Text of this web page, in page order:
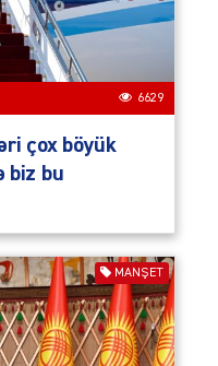
6629
çox böyük
biz bu
MANŞET